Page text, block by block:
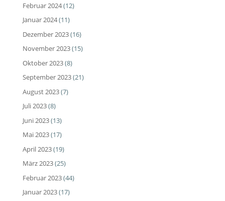
Februar 2024(12)
Januar 2024(11)
Dezember 2023(16)
November 2023(15)
Oktober 2023(8)
September 2023(21)
August 2023(7)
Juli 2023(8)
Juni 2023(13)
Mai 2023(17)
April 2023(19)
März 2023(25)
Februar 2023(44)
Januar 2023(17)